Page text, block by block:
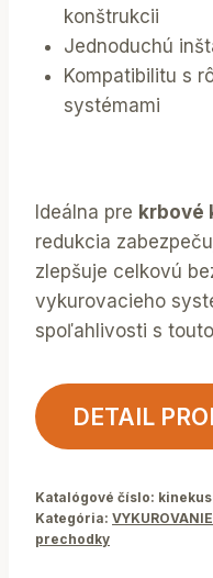
konštrukcii
Jednoduchú
Kompatibilitu s
systémami
Ideálna pre krbové
redukcia
zlepšuje celkovú
vykurovacieho
spoľahlivosti s
DETAIL
Katalógové číslo:
Kategória:
prechodky